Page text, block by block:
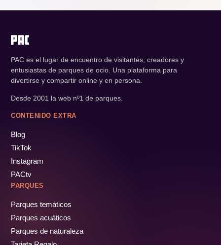
PAC es el lugar de encuentro de visitantes, creadores y
entusiastas de parques de ocio. Una plataforma para
divertirse y compartir online y en persona.
Desde 2001 la web nº1 de parques.
CONTENIDO EXTRA
Blog
TikTok
Instagram
PACtv
PARQUES
Parques temáticos
Parques acuáticos
Parques de naturaleza